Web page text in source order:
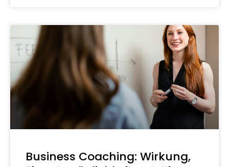
Business Coaching: Wirkung,